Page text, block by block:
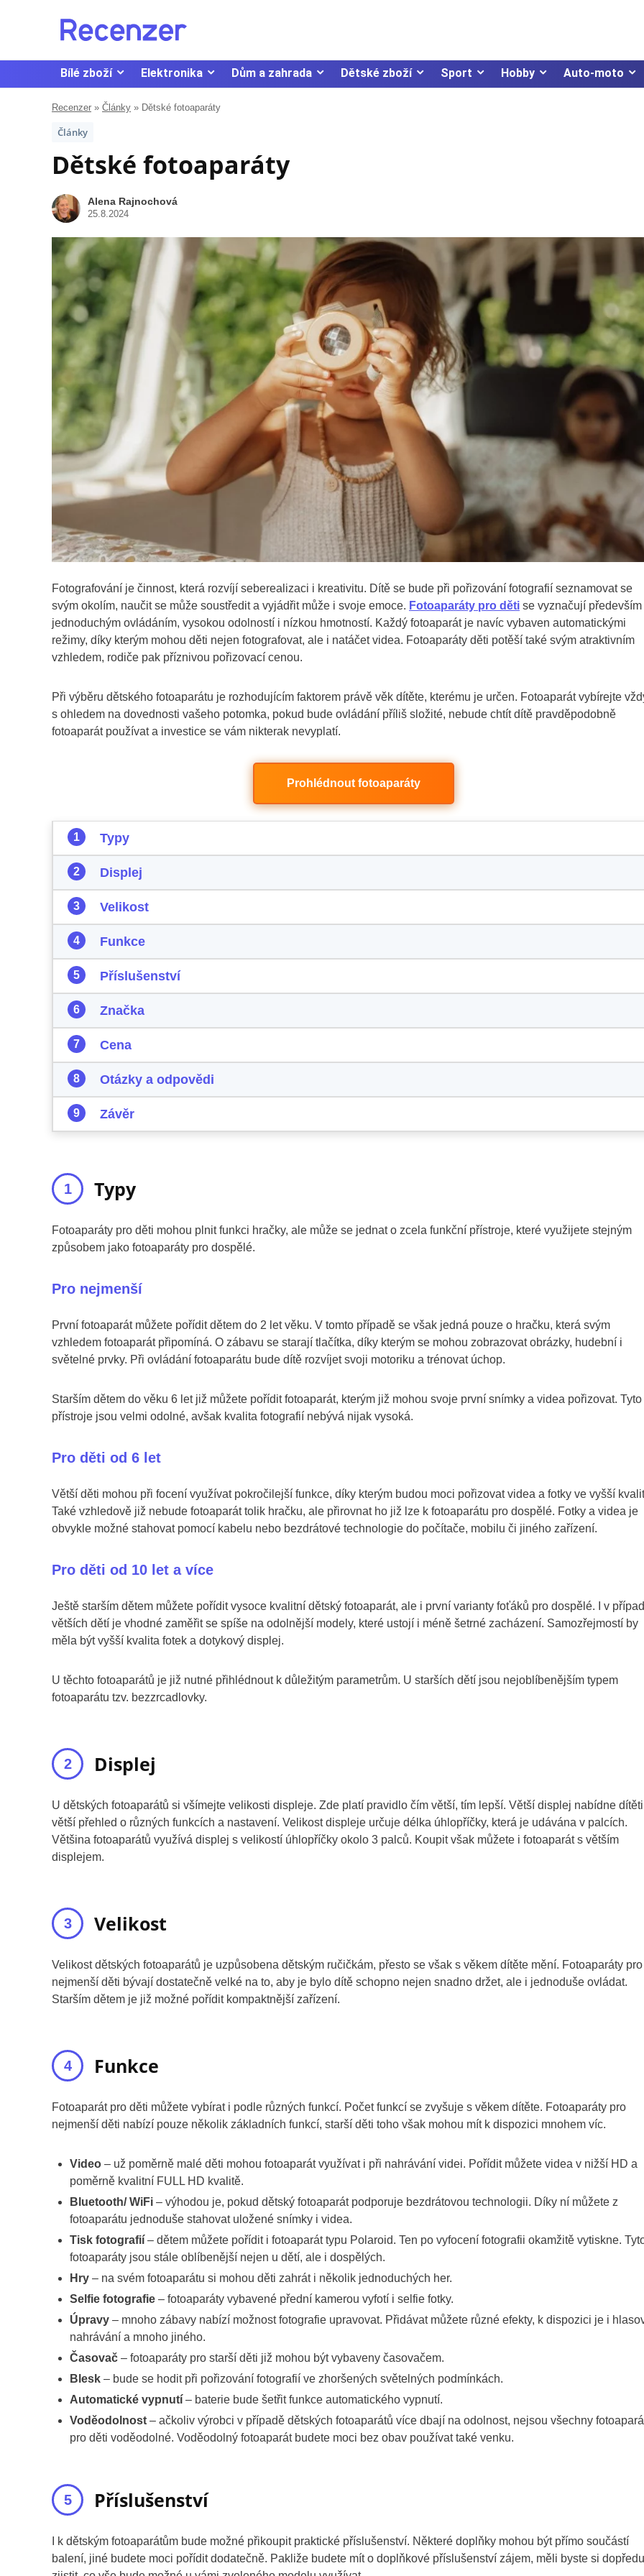
Bílé zboží Elektronika Dům a zahrada Dětské zboží Sport Hobby Auto-moto
Recenzer » Články » Dětské fotoaparáty
Články
Dětské fotoaparáty
Alena Rajnochová
25.8.2024
Fotografování je činnost, která rozvíjí seberealizaci i kreativitu. Dítě se bude při pořizování fotografií seznamovat se
svým okolím, naučit se může soustředit a vyjádřit může i svoje emoce. Fotoaparáty pro děti se vyznačují především
jednoduchým ovládáním, vysokou odolností i nízkou hmotností. Každý fotoaparát je navíc vybaven automatickými
režimy, díky kterým mohou děti nejen fotografovat, ale i natáčet videa. Fotoaparáty děti potěší také svým atraktivním
vzhledem, rodiče pak příznivou pořizovací cenou.
Při výběru dětského fotoaparátu je rozhodujícím faktorem právě věk dítěte, kterému je určen. Fotoaparát vybírejte
s ohledem na dovednosti vašeho potomka, pokud bude ovládání příliš složité, nebude chtít dítě pravděpodobně
fotoaparát používat a investice se vám nikterak nevyplatí.
Prohlédnout fotoaparáty
Typy
Displej
Velikost
Funkce
Příslušenství
Značka
Cena
Otázky a odpovědi
Závěr
Typy
Fotoaparáty pro děti mohou plnit funkci hračky, ale může se jednat o zcela funkční přístroje, které využijete stejným
způsobem jako fotoaparáty pro dospělé.
Pro nejmenší
První fotoaparát můžete pořídit dětem do 2 let věku. V tomto případě se však jedná pouze o hračku, která svým
vzhledem fotoaparát připomíná. O zábavu se starají tlačítka, díky kterým se mohou zobrazovat obrázky, hudební i
světelné prvky. Při ovládání fotoaparátu bude dítě rozvíjet svoji motoriku a trénovat úchop.
Starším dětem do věku 6 let již můžete pořídit fotoaparát, kterým již mohou svoje první snímky a videa pořizovat. Tyto
přístroje jsou velmi odolné, avšak kvalita fotografií nebývá nijak vysoká.
Pro děti od 6 let
Větší děti mohou při focení využívat pokročilejší funkce, díky kterým budou moci pořizovat videa a fotky ve vyšší
Také vzhledově již nebude fotoaparát tolik hračku, ale přirovnat ho již lze k fotoaparátu pro dospělé. Fotky a videa je
obvykle možné stahovat pomocí kabelu nebo bezdrátové technologie do počítače, mobilu či jiného zařízení.
Pro děti od 10 let a více
Ještě starším dětem můžete pořídit vysoce kvalitní dětský fotoaparát, ale i první varianty foťáků pro dospělé. I v
větších dětí je vhodné zaměřit se spíše na odolnější modely, které ustojí i méně šetrné zacházení. Samozřejmostí by
měla být vyšší kvalita fotek a dotykový displej.
U těchto fotoaparátů je již nutné přihlédnout k důležitým parametrům. U starších dětí jsou nejoblíbenějším typem
fotoaparátu tzv. bezzrcadlovky.
Displej
U dětských fotoaparátů si všímejte velikosti displeje. Zde platí pravidlo čím větší, tím lepší. Větší displej nabídne dítěti
větší přehled o různých funkcích a nastavení. Velikost displeje určuje délka úhlopříčky, která je udávána v palcích.
Většina fotoaparátů využívá displej s velikostí úhlopříčky okolo 3 palců. Koupit však můžete i fotoaparát s větším
displejem.
Velikost
Velikost dětských fotoaparátů je uzpůsobena dětským ručičkám, přesto se však s věkem dítěte mění. Fotoaparáty pro
nejmenší děti bývají dostatečně velké na to, aby je bylo dítě schopno nejen snadno držet, ale i jednoduše ovládat.
Starším dětem je již možné pořídit kompaktnější zařízení.
Funkce
Fotoaparát pro děti můžete vybírat i podle různých funkcí. Počet funkcí se zvyšuje s věkem dítěte. Fotoaparáty pro
nejmenší děti nabízí pouze několik základních funkcí, starší děti toho však mohou mít k dispozici mnohem víc.
Video – už poměrně malé děti mohou fotoaparát využívat i při nahrávání videi. Pořídit můžete videa v nižší HD a
poměrně kvalitní FULL HD kvalitě.
Bluetooth/ WiFi – výhodou je, pokud dětský fotoaparát podporuje bezdrátovou technologii. Díky ní můžete z
fotoaparátu jednoduše stahovat uložené snímky i videa.
Tisk fotografií – dětem můžete pořídit i fotoaparát typu Polaroid. Ten po vyfocení fotografii okamžitě vytiskne.
fotoaparáty jsou stále oblíbenější nejen u dětí, ale i dospělých.
Hry – na svém fotoaparátu si mohou děti zahrát i několik jednoduchých her.
Selfie fotografie – fotoaparáty vybavené přední kamerou vyfotí i selfie fotky.
Úpravy – mnoho zábavy nabízí možnost fotografie upravovat. Přidávat můžete různé efekty, k dispozici je i
nahrávání a mnoho jiného.
Časovač – fotoaparáty pro starší děti již mohou být vybaveny časovačem.
Blesk – bude se hodit při pořizování fotografií ve zhoršených světelných podmínkách.
Automatické vypnutí – baterie bude šetřit funkce automatického vypnutí.
Voděodolnost – ačkoliv výrobci v případě dětských fotoaparátů více dbají na odolnost, nejsou všechny
pro děti voděodolné. Voděodolný fotoaparát budete moci bez obav používat také venku.
Příslušenství
I k dětským fotoaparátům bude možné přikoupit praktické příslušenství. Některé doplňky mohou být přímo součástí
balení, jiné budete moci pořídit dodatečně. Pakliže budete mít o doplňkové příslušenství zájem, měli byste si dopředu